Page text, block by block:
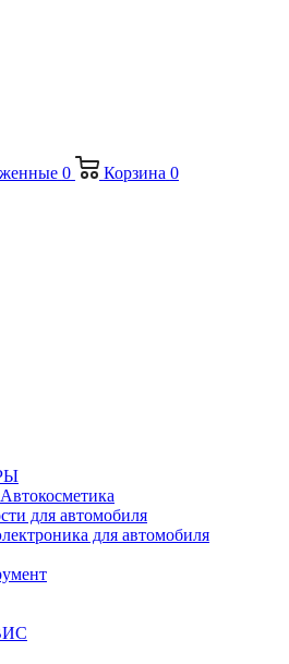
0 Корзина 0
для автомобиля
для автомобиля